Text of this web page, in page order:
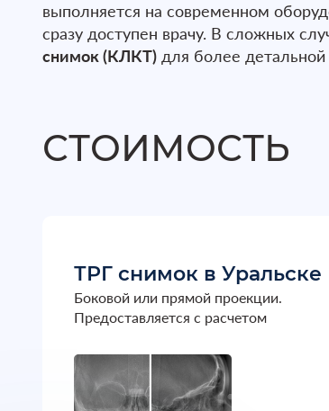
выполняется на современном
сразу доступен врачу. В сложных
снимок (КЛКТ)для более детальной
СТОИМОСТЬ
ТРГ снимок в Уральске
Боковой или прямой проекции.
Предоставляется с расчетом